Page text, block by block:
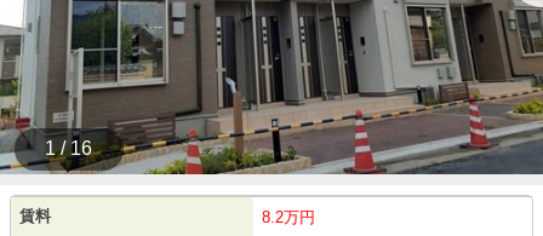
1 / 16
賃料 8.2万円